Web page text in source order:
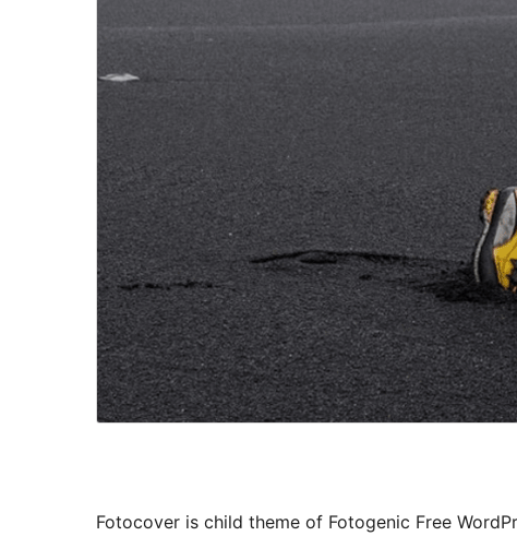
Fotocover is child theme of Fotogenic Free